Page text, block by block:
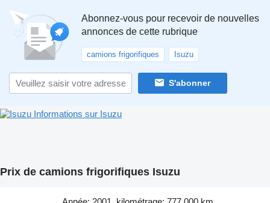
Abonnez-vous pour recevoir de nouvelles
annonces de cette rubrique
camions frigorifiques Isuzu
S'abonner
Informations sur Isuzu
Prix de camions frigorifiques Isuzu